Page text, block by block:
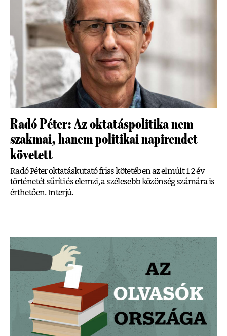
Radó Péter: Az oktatáspolitika nem
szakmai, hanem politikai napirendet
követett
Radó Péter oktatáskutató friss kötetében az elmúlt 12 év
történetét sűríti és elemzi, a szélesebb közönség számára is
érthetően. Interjú.